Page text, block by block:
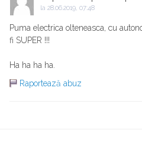
la 28.06.2019, 07:48
Puma electrica olteneasca, cu
fi SUPER !!!
Ha ha ha ha.
Raportează abuz